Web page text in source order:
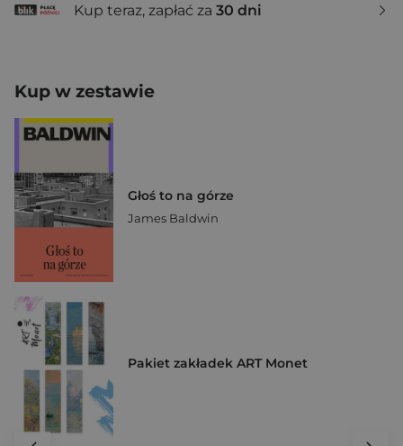
Kup teraz, zapłać za 30 dni
Kup w zestawie
Głoś to na górze
James Baldwin
Pakiet zakładek ART Monet